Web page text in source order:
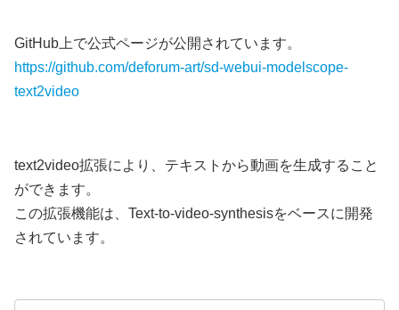
GitHub上で公式ページが公開されています。
https://github.com/deforum-art/sd-webui-modelscope-
text2video
text2video拡張により、テキストから動画を生成すること
ができます。
この拡張機能は、Text-to-video-synthesisをベースに開発
されています。